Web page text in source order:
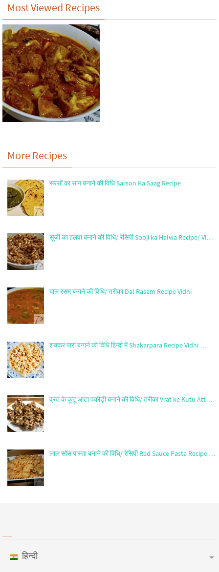
Most Viewed Recipes
More Recipes
सरसों का साग बनाने की विधि Sarson Ka Saag Recipe
सूजी का हलवा बनाने की विधि/ रेसिपी Sooji ka Halwa Recipe/ Vi…
दाल रसम बनाने की विधि/ तरीका Dal Rasam Recipe Vidhi
शक्कर पारा बनाने की विधि हिन्दी में Shakarpara Recipe Vidhi …
व्रत के कूटू आटा पकौड़ी बनाने की विधि/ तरीका Vrat ke Kutu Att…
लाल सॉस पास्ता बनाने की विधि/ रेसिपी Red Sauce Pasta Recipe …
हिन्दी